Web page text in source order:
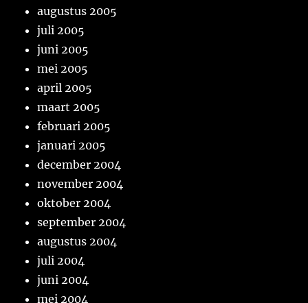
augustus 2005
juli 2005
juni 2005
mei 2005
april 2005
maart 2005
februari 2005
januari 2005
december 2004
november 2004
oktober 2004
september 2004
augustus 2004
juli 2004
juni 2004
mei 2004